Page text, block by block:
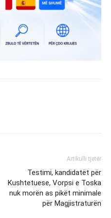
Artikulli tjetër
Testimi, kandidatët për
Kushtetuese, Vorpsi e Toska
nuk morën as pikët minimale
për Magjistraturën